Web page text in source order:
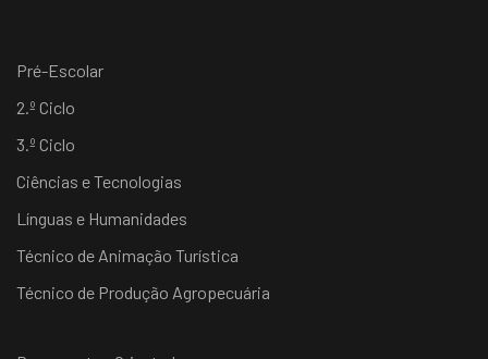
Pré-Escolar
2.º Ciclo
3.º Ciclo
Ciências e Tecnologias
Línguas e Humanidades
Técnico de Animação Turística
Técnico de Produção Agropecuária